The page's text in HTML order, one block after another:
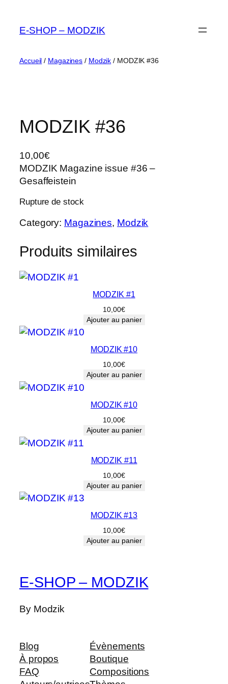
contenu
E-SHOP – MODZIK
Accueil / Magazines / Modzik / MODZIK #36
MODZIK #36
10,00€
MODZIK Magazine issue #36 –
Gesaffeistein
Rupture de stock
Category: Magazines, Modzik
Produits similaires
MODZIK #1
10,00€
Ajouter au panier
MODZIK #10
10,00€
Ajouter au panier
MODZIK #10
10,00€
Ajouter au panier
MODZIK #11
10,00€
Ajouter au panier
MODZIK #13
10,00€
Ajouter au panier
E-SHOP – MODZIK
By Modzik
Blog
À propos
FAQ
Évènements
Boutique
Compositions